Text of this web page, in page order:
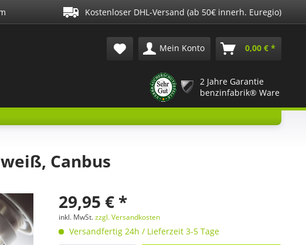
Kostenloser DHL-Versand (ab 50€ innerh. Euregio)
Mein Konto 0,00 € *
2 Jahre Garantie
benzinfabrik® Ware
weiß, Canbus
29,95 € *
inkl. MwSt.zzgl. Versandkosten
Versandfertig 24h / Lieferzeit 3-5 Tage